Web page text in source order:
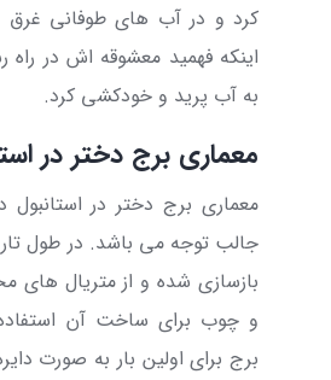
کرد و در آب های طوفانی
اینکه فهمید معشوقه اش در راه
به آب پرید و خودکشی کرد.
معماری برج دختر در
معماری برج دختر در استانبول
جالب توجه می باشد. در طول
بازسازی شده و از متریال های
و چوب برای ساخت آن
برج برای اولین بار به صورت